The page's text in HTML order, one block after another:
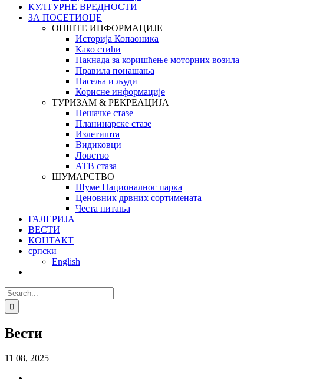
КУЛТУРНЕ ВРЕДНОСТИ
ЗА ПОСЕТИОЦЕ
ОПШТЕ ИНФОРМАЦИЈЕ
Историја Копаоника
Како стићи
Накнада за коришћење моторних возила
Правила понашања
Насеља и људи
Корисне информације
ТУРИЗАМ & РЕКРЕАЦИЈА
Пешачке стазе
Планинарске стазе
Излетишта
Видиковци
Ловство
АТВ стаза
ШУМАРСТВО
Шуме Националног парка
Ценовник дрвних сортимената
Честа питања
ГАЛЕРИЈА
ВЕСТИ
КОНТАКТ
српски
English
Search
for:
Вести
11 08, 2025